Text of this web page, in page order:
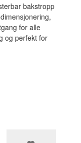
bakstropp
for alle
og perfekt for